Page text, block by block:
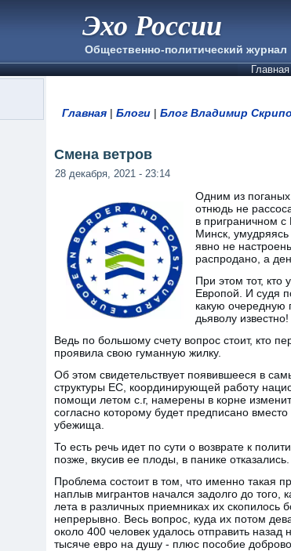
Эхо России
Общественно-политический журнал
Главная
Вы здесь
Главная| Блоги| Блог Владимир
Смена ветров
28 декабря, 2021 - 23:14
Одним из поганых
отнюдь не
в приграничном с
Минск,
явно не
распродано, а
При этом тот, кто
Европой. И судя
какую очередную
дьяволу известно!
Ведь по большому счету вопрос стоит, кто
проявила свою гуманную жилку.
Об этом свидетельствует появившееся в
структуры ЕС, координирующей работу
помощи летом с.г, намерены в корне
согласно которому будет предписано
убежища.
То есть речь идет по сути о возврате к
позже, вкусив ее плоды, в панике отказались.
Проблема состоит в том, что именно такая
наплыв мигрантов начался задолго до
лета в различных приемниках их скопилось
непрерывно. Весь вопрос, куда их потом
около 400 человек удалось отправить
тысяче евро на душу - плюс пособие